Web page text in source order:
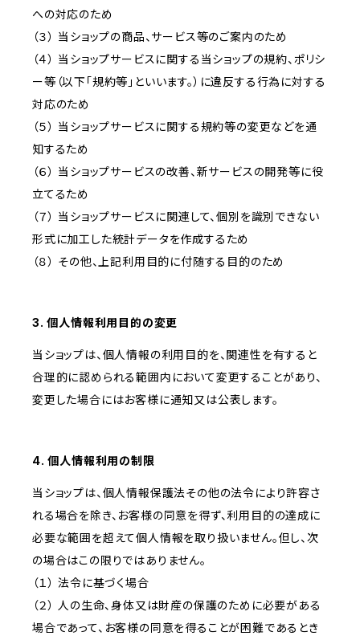
への対応のため
（３） 当ショップの商品、サービス等のご案内のため
（４） 当ショップサービスに関する当ショップの規約、ポリシ
ー等（以下「規約等」といいます。）に違反する行為に対する
対応のため
（５） 当ショップサービスに関する規約等の変更などを通
知するため
（６） 当ショップサービスの改善、新サービスの開発等に役
立てるため
（７） 当ショップサービスに関連して、個別を識別できない
形式に加工した統計データを作成するため
（８） その他、上記利用目的に付随する目的のため
3. 個人情報利用目的の変更
当ショップは、個人情報の利用目的を、関連性を有すると
合理的に認められる範囲内において変更することがあり、
変更した場合にはお客様に通知又は公表します。
4. 個人情報利用の制限
当ショップは、個人情報保護法その他の法令により許容さ
れる場合を除き、お客様の同意を得ず、利用目的の達成に
必要な範囲を超えて個人情報を取り扱いません。但し、次
の場合はこの限りではありません。
（１） 法令に基づく場合
（２） 人の生命、身体又は財産の保護のために必要がある
場合であって、お客様の同意を得ることが困難であるとき